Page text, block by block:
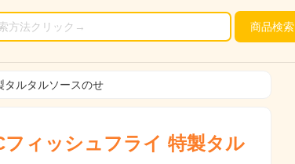
商品検索
タルタルソースのせ
ィッシュフライ 特製タル